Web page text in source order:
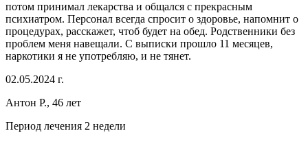
потом принимал лекарства и общался с прекрасным
психиатром. Персонал всегда спросит о здоровье, напомнит о
процедурах, расскажет, чтоб будет на обед. Родственники без
проблем меня навещали. С выписки прошло 11 месяцев,
наркотики я не употребляю, и не тянет.
02.05.2024 г.
Антон Р., 46 лет
Период лечения 2 недели